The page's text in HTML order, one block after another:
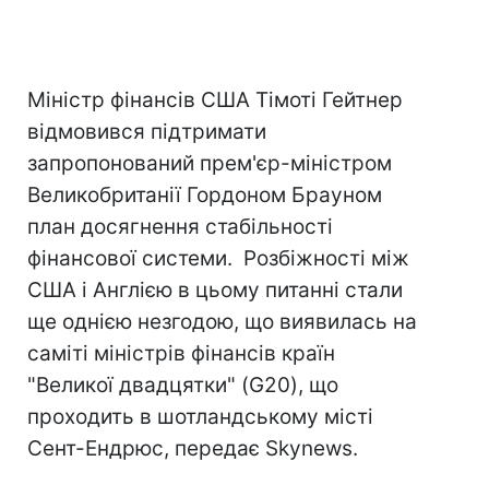
Міністр фінансів США Тімоті Гейтнер
відмовився підтримати
запропонований прем'єр-міністром
Великобританії Гордоном Брауном
план досягнення стабільності
фінансової системи. Розбіжності між
США і Англією в цьому питанні стали
ще однією незгодою, що виявилась на
саміті міністрів фінансів країн
"Великої двадцятки" (G20), що
проходить в шотландському місті
Сент-Ендрюс, передає Skynews.